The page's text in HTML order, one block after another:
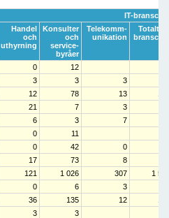
IT-
Handel
och
uthyrning
Konsulter
och
service-
byråer
Telekomm-
unikation
Totalt
0 12
3 3 3
12 78 13
21 7 3
6 3 7
0 11
0 42 0
17 73 8
121 1 026 307
1
0 6 3
36 135 12
3 3